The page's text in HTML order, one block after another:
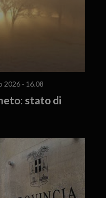
2026 - 16.08
stato di